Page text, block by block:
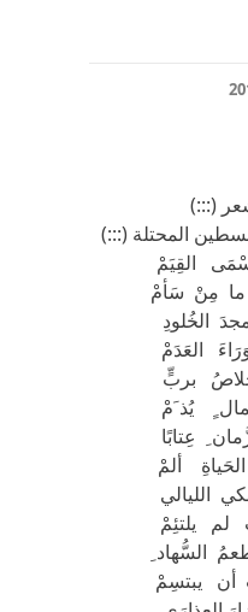
(:::)
المحتلة (:::)
القِيَمْ
ما مِنْ سَأمْ
الخُلودِ
العَدَمْ
بربٍّ
يُذ َمْ
عِتابًا
ألمْ
الليالي
يلتئِمْ
السُّهاد
أن يبتسِمْ